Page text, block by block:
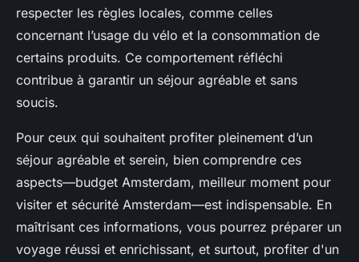
respecter les règles locales, comme celles
concernant l’usage du vélo et la consommation de
certains produits. Ce comportement réfléchi
contribue à garantir un séjour agréable et sans
soucis.
Pour ceux qui souhaitent profiter pleinement d’un
séjour agréable et serein, bien comprendre ces
aspects—budget Amsterdam, meilleur moment pour
visiter et sécurité Amsterdam—est indispensable. En
maîtrisant ces informations, vous pourrez préparer un
voyage réussi et enrichissant, et surtout, profiter d'un